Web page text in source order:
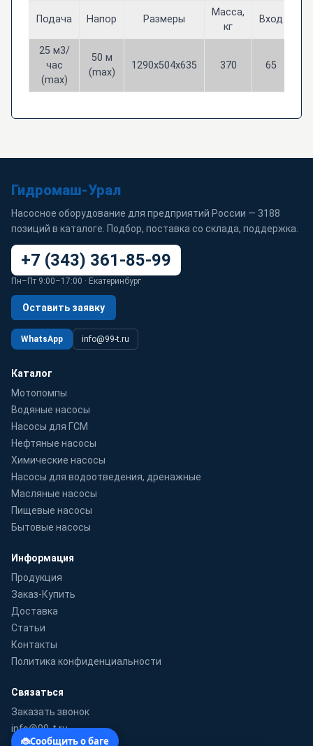
Подача Напор Размеры
Масса,
кг
Вход
25 м3/
час
(max)
50 м
(max)
1290х504х635 370 65
Гидромаш-Урал
Насосное оборудование для предприятий России — 3188
позиций в каталоге. Подбор, поставка со склада, поддержка.
+7 (343) 361-85-99
Пн–Пт 9:00–17:00 · Екатеринбург
Оставить заявку
WhatsApp info@99-t.ru
Каталог
Мотопомпы
Водяные насосы
Насосы для ГСМ
Нефтяные насосы
Химические насосы
Насосы для водоотведения, дренажные
Масляные насосы
Пищевые насосы
Бытовые насосы
Информация
Продукция
Заказ-Купить
Доставка
Статьи
Контакты
Политика конфиденциальности
Связаться
Заказать звонок
info@99-t.ru